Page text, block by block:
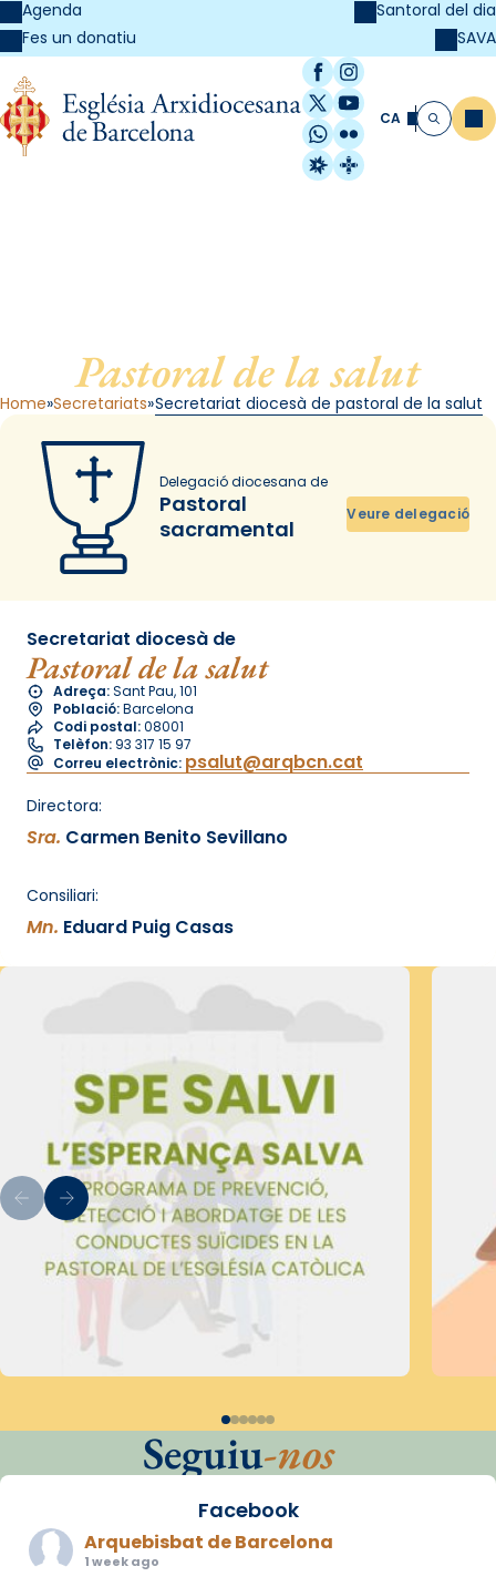
Agenda
Fes un donatiu
Santoral del dia
SAVA
Facebook
Instagram
X / Twitter
YouTube
WhatsApp
Flickr
Radio Estel
Catalunya
CA Cerca
Pastoral de la salut
Home Secretariats Secretariat diocesà de pastoral de la salut
Delegació diocesana de
Pastoral
sacramental
Veure delegació
Secretariat diocesà de
Pastoral de la salut
Adreça:Sant Pau, 101
Població:Barcelona
Codi postal:08001
Telèfon: 93 317 15 97
Correu electrònic: psalut@arqbcn.cat
Directora:
Sra. Carmen Benito Sevillano
Consiliari:
Mn. Eduard Puig Casas
Seguiu-nos
Facebook
Arquebisbat de Barcelona
1 week ago